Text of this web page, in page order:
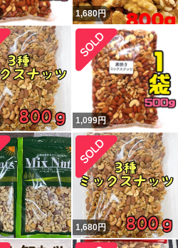
1,680円
1,099円
1,680円